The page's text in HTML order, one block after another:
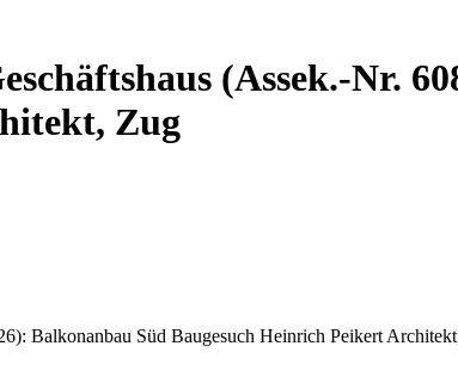
(Assek.-Nr.
Zug
Balkonanbau Süd Baugesuch Heinrich Peikert